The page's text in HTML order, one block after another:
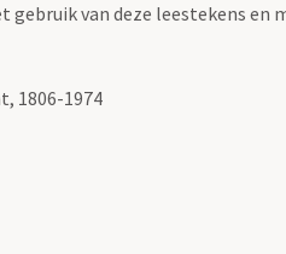
gebruik van deze leestekens en
1806-1974